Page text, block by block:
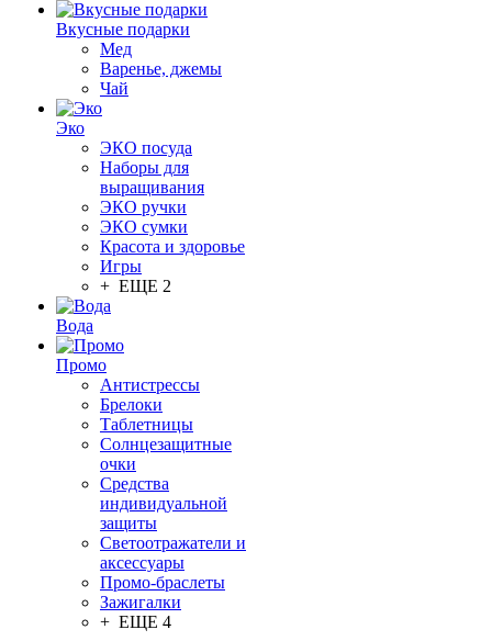
Вкусные подарки
Мед
Варенье, джемы
Чай
Эко
ЭКО посуда
Наборы для
выращивания
ЭКО ручки
ЭКО сумки
Красота и здоровье
Игры
+ ЕЩЕ 2
Вода
Промо
Антистрессы
Брелоки
Таблетницы
Солнцезащитные
очки
Средства
индивидуальной
защиты
Светоотражатели и
аксессуары
Промо-браслеты
Зажигалки
+ ЕЩЕ 4